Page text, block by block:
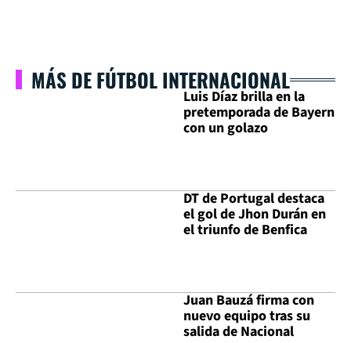
MÁS DE FÚTBOL INTERNACIONAL
Luis Díaz brilla en la
pretemporada de Bayern
con un golazo
DT de Portugal destaca
el gol de Jhon Durán en
el triunfo de Benfica
Juan Bauzá firma con
nuevo equipo tras su
salida de Nacional